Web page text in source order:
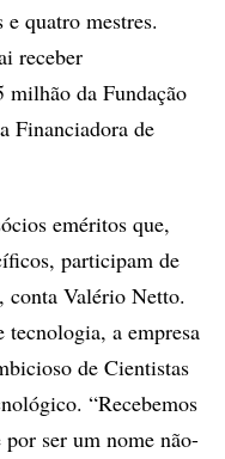
quatro mestres.
receber
milhão da Fundação
Financiadora de
eméritos que,
participam de
conta Valério Netto.
a empresa
de Cientistas
“Recebemos
ser um nome não-